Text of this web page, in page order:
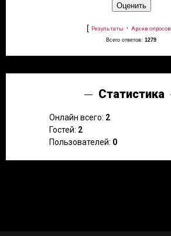
[ Результаты · Архив опросов
Всего ответов: 1279
Статистика
Онлайн всего: 2
Гостей: 2
Пользователей: 0